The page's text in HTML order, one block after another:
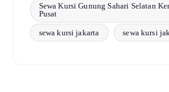
Sewa Kursi Gunung Sahari Selatan
Pusat
sewa kursi jakarta sewa kursi